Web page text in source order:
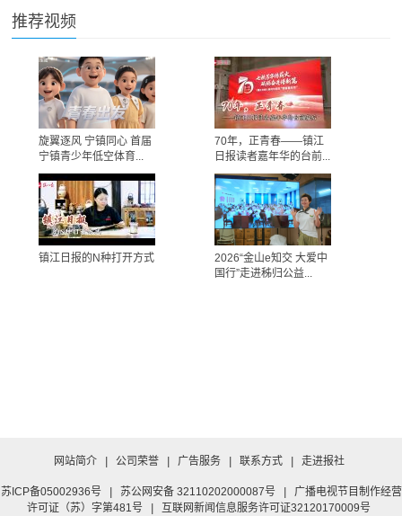
推荐视频
旋翼逐风 宁镇同心 首届
宁镇青少年低空体育...
70年，正青春——镇江
日报读者嘉年华的台前...
镇江日报的N种打开方式
2026“金山e知交 大爱中
国行”走进秭归公益...
网站简介 | 公司荣誉 | 广告服务 | 联系方式 | 走进报社
苏ICP备05002936号 | 苏公网安备 32110202000087号 |
广播电视节目制作经营
许可证（苏）字第481号
| 互联网新闻信息服务许可证32120170009号